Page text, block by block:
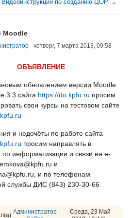
Видеоинструкции по созданию ЦОР →
Moodle
- четверг, 7 марта 2013, 09:58
0
ОБЪЯВЛЕНИЕ
обновлением версии Moodle
3.3 сайта https://do.kpfu.ru просим
свои курсы на тестовом сайте
и недочёты по работе сайта
просим направлять в
по информатизации и связи на e-
и
и по телефонам
службы ДИС (843) 230-30-66
Администратор
- Среда, 23 Май